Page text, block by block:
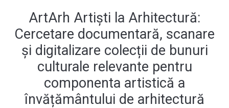
ArtArh Artiști la Arhitectură:
Cercetare documentară, scanare
și digitalizare colecții de bunuri
culturale relevante pentru
componenta artistică a
învățământului de arhitectură